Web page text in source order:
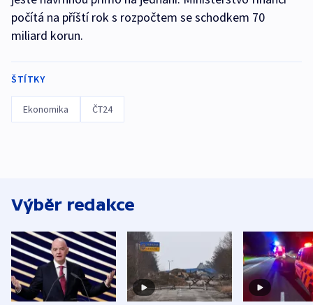
počítá na příští rok s rozpočtem se schodkem 70
miliard korun.
ŠTÍTKY
Ekonomika ČT24
Výběr redakce